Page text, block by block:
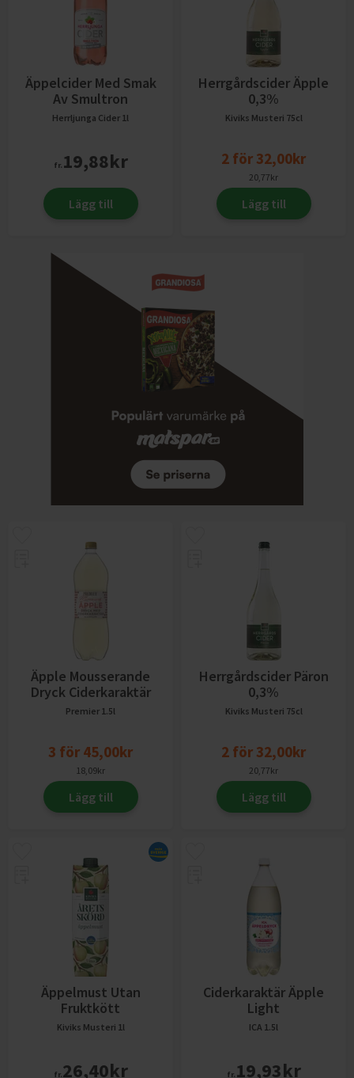
Äppelcider Med Smak
Av Smultron
Herrljunga Cider 1l
fr. 19,88kr
Lägg till
Herrgårdscider Äpple
0,3%
Kiviks Musteri 75cl
2 för 32,00kr
20,77kr
Lägg till
Äpple Mousserande
Dryck Ciderkaraktär
Premier 1.5l
3 för 45,00kr
18,09kr
Lägg till
Herrgårdscider Päron
0,3%
Kiviks Musteri 75cl
2 för 32,00kr
20,77kr
Lägg till
Äppelmust Utan
Fruktkött
Kiviks Musteri 1l
fr.26,40kr
Ciderkaraktär Äpple
Light
ICA 1.5l
fr. 19,93kr